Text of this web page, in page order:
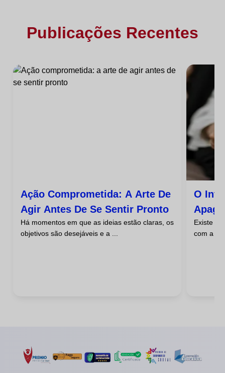
Publicações Recentes
Ação Comprometida: A Arte De
Agir Antes De Se Sentir Pronto
Há momentos em que as ideias estão claras, os
objetivos são desejáveis e a ...
O
Existe
com a